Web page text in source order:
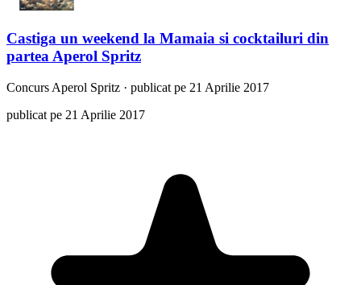
Castiga un weekend la Mamaia si cocktailuri din
partea Aperol Spritz
Concurs Aperol Spritz · publicat pe 21 Aprilie 2017
publicat pe 21 Aprilie 2017